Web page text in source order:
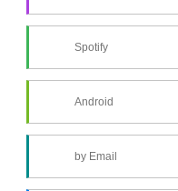
Spotify
Android
by Email